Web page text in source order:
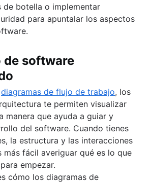
de botella o implementar
para apuntalar los aspectos
de software
diagramas de flujo de trabajo, los
te permiten visualizar
manera que ayuda a guiar y
del software. Cuando tienes
la estructura y las interacciones
más fácil averiguar qué es lo que
empezar.
cómo los diagramas de